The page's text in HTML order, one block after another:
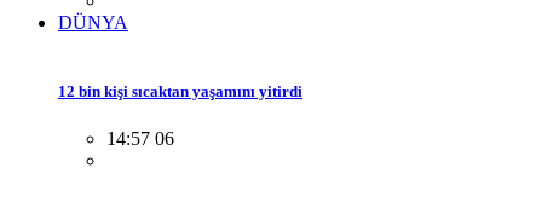
DÜNYA
12 bin kişi sıcaktan yaşamını yitirdi
14:57 06